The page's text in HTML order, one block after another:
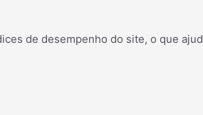
de desempenho do site, o que